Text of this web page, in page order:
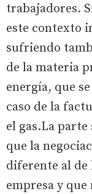
trabajadores.
este contexto
sufriendo
de la materia
energía, que
caso de la
el gas.La
que la
diferente al de
empresa y